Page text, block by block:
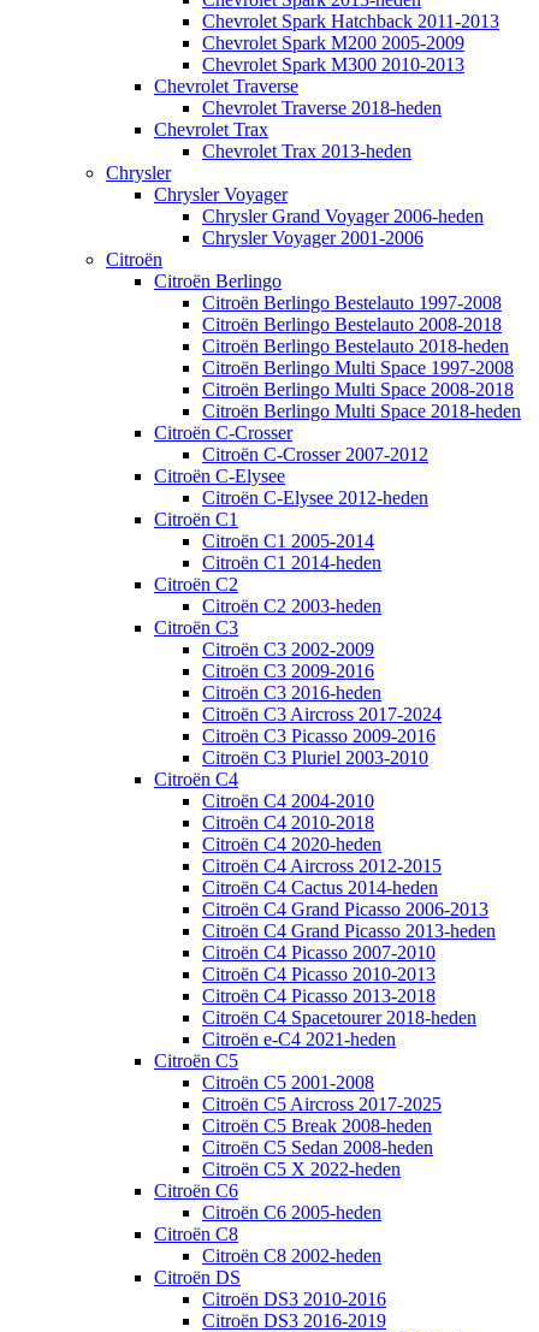
Chevrolet Spark Hatchback 2011-2013
Chevrolet Spark M200 2005-2009
Chevrolet Spark M300 2010-2013
Chevrolet Traverse
Chevrolet Traverse 2018-heden
Chevrolet Trax
Chevrolet Trax 2013-heden
Chrysler
Chrysler Voyager
Chrysler Grand Voyager 2006-heden
Chrysler Voyager 2001-2006
Citroën
Citroën Berlingo
Citroën Berlingo Bestelauto 1997-2008
Citroën Berlingo Bestelauto 2008-2018
Citroën Berlingo Bestelauto 2018-heden
Citroën Berlingo Multi Space 1997-2008
Citroën Berlingo Multi Space 2008-2018
Citroën Berlingo Multi Space 2018-heden
Citroën C-Crosser
Citroën C-Crosser 2007-2012
Citroën C-Elysee
Citroën C-Elysee 2012-heden
Citroën C1
Citroën C1 2005-2014
Citroën C1 2014-heden
Citroën C2
Citroën C2 2003-heden
Citroën C3
Citroën C3 2002-2009
Citroën C3 2009-2016
Citroën C3 2016-heden
Citroën C3 Aircross 2017-2024
Citroën C3 Picasso 2009-2016
Citroën C3 Pluriel 2003-2010
Citroën C4
Citroën C4 2004-2010
Citroën C4 2010-2018
Citroën C4 2020-heden
Citroën C4 Aircross 2012-2015
Citroën C4 Cactus 2014-heden
Citroën C4 Grand Picasso 2006-2013
Citroën C4 Grand Picasso 2013-heden
Citroën C4 Picasso 2007-2010
Citroën C4 Picasso 2010-2013
Citroën C4 Picasso 2013-2018
Citroën C4 Spacetourer 2018-heden
Citroën e-C4 2021-heden
Citroën C5
Citroën C5 2001-2008
Citroën C5 Aircross 2017-2025
Citroën C5 Break 2008-heden
Citroën C5 Sedan 2008-heden
Citroën C5 X 2022-heden
Citroën C6
Citroën C6 2005-heden
Citroën C8
Citroën C8 2002-heden
Citroën DS
Citroën DS3 2010-2016
Citroën DS3 2016-2019